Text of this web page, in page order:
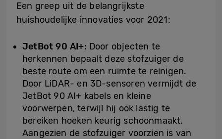
Een greep uit de belangrijkste
huishoudelijke innovaties voor 2021:
JetBot 90 AI+: Door objecten te
herkennen bepaalt deze stofzuiger de
beste route om een ruimte te reinigen.
Door LiDAR- en 3D-sensoren vermijdt de
JetBot 90 AI+ kabels en kleine
voorwerpen, terwijl hij ook lastig te
bereiken hoeken keurig schoonmaakt.
Aangezien de stofzuiger voorzien is van